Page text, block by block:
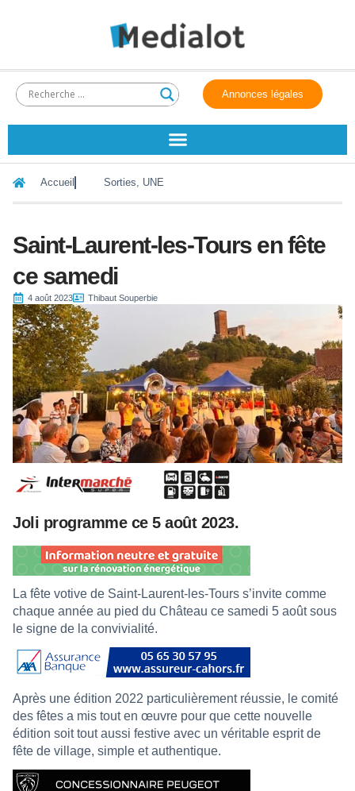
Annonces légales
Accueil Sorties, UNE
Saint-Laurent-les-Tours en fête
ce samedi
4 août 2023 Thibaut Souperbie
Joli programme ce 5 août 2023.
La fête votive de Saint-Laurent-les-Tours s’invite comme
chaque année au pied du Château ce samedi 5 août sous
le signe de la convivialité.
Après une édition 2022 particulièrement réussie, le comité
des fêtes a mis tout en œuvre pour que cette nouvelle
édition soit tout aussi festive avec un véritable esprit de
fête de village, simple et authentique.